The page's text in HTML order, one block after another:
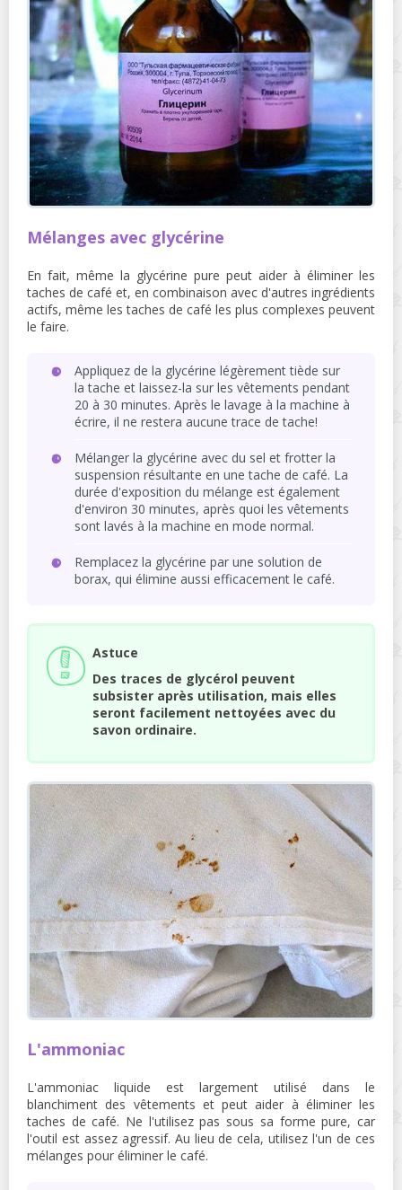
Mélanges avec glycérine
En fait, même la glycérine pure peut aider à éliminer les
taches de café et, en combinaison avec d'autres ingrédients
actifs, même les taches de café les plus complexes peuvent
le faire.
Appliquez de la glycérine légèrement tiède sur
la tache et laissez-la sur les vêtements pendant
20 à 30 minutes. Après le lavage à la machine à
écrire, il ne restera aucune trace de tache!
Mélanger la glycérine avec du sel et frotter la
suspension résultante en une tache de café. La
durée d'exposition du mélange est également
d'environ 30 minutes, après quoi les vêtements
sont lavés à la machine en mode normal.
Remplacez la glycérine par une solution de
borax, qui élimine aussi efficacement le café.
Astuce
Des traces de glycérol peuvent
subsister après utilisation, mais elles
seront facilement nettoyées avec du
savon ordinaire.
L'ammoniac
L'ammoniac liquide est largement utilisé dans le
blanchiment des vêtements et peut aider à éliminer les
taches de café. Ne l'utilisez pas sous sa forme pure, car
l'outil est assez agressif. Au lieu de cela, utilisez l'un de ces
mélanges pour éliminer le café.